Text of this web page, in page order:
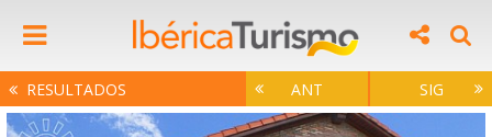
RESULTADOS ANT SIG